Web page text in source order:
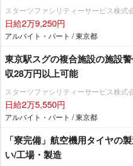
スターツファシリティーサービス株式
日給2万9,250円
アルバイト・パート / 東京都
東京駅スグの複合施設の施設
収28万円以上可能
スターツファシリティーサービス株式
日給2万5,550円
アルバイト・パート / 東京都
「寮完備」航空機用タイヤの
い/工場・製造